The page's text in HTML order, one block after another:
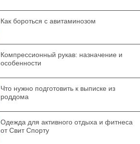
Как бороться с авитаминозом
Компрессионный рукав: назначение и
особенности
Что нужно подготовить к выписке из
роддома
Одежда для активного отдыха и фитнеса
от Свит Спорту